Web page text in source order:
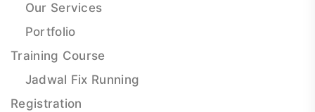
Our Services
Portfolio
Training Course
Jadwal Fix Running
Registration